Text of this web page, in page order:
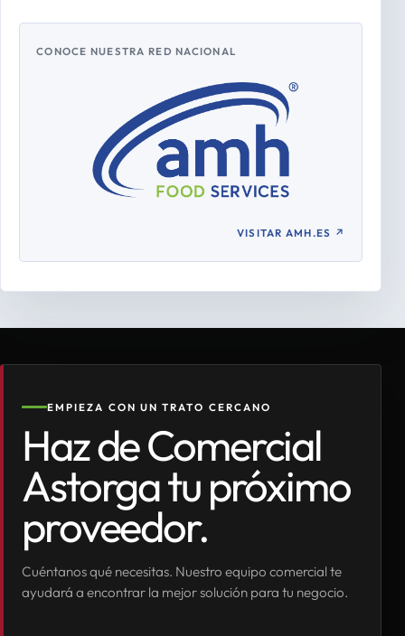
CONOCE NUESTRA RED NACIONAL
VISITAR AMH.ES ↗
EMPIEZA CON UN TRATO CERCANO
Haz de Comercial
Astorga tu próximo
proveedor.
Cuéntanos qué necesitas. Nuestro equipo comercial te
ayudará a encontrar la mejor solución para tu negocio.